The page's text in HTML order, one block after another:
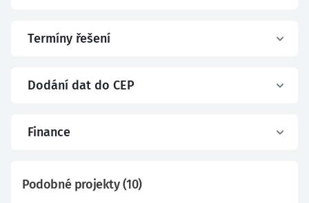
Termíny řešení
Dodání dat do CEP
Finance
Podobné projekty(10)